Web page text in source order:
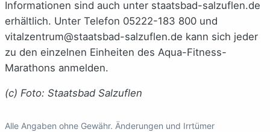
Informationen sind auch unter staatsbad-salzuflen.de
erhältlich. Unter Telefon 05222-183 800 und
vitalzentrum@staatsbad-salzuflen.de kann sich jeder
zu den einzelnen Einheiten des Aqua-Fitness-
Marathons anmelden.
(c) Foto: Staatsbad Salzuflen
Alle Angaben ohne Gewähr. Änderungen und Irrtümer